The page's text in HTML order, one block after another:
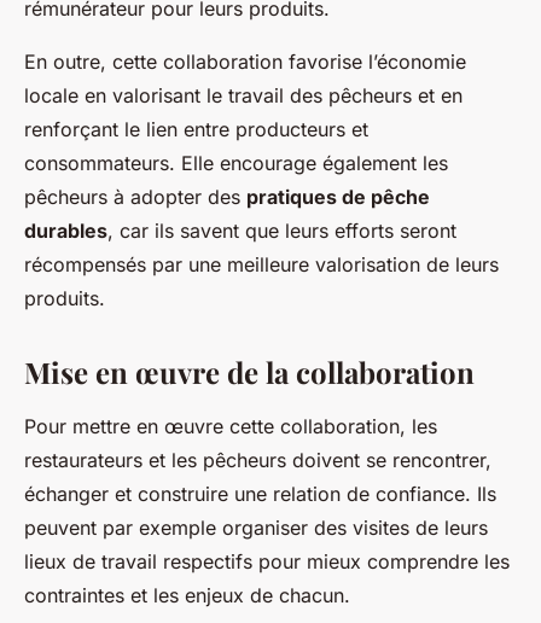
rémunérateur pour leurs produits.
En outre, cette collaboration favorise l’économie
locale en valorisant le travail des pêcheurs et en
renforçant le lien entre producteurs et
consommateurs. Elle encourage également les
pêcheurs à adopter des pratiques de pêche
durables, car ils savent que leurs efforts seront
récompensés par une meilleure valorisation de leurs
produits.
Mise en œuvre de la collaboration
Pour mettre en œuvre cette collaboration, les
restaurateurs et les pêcheurs doivent se rencontrer,
échanger et construire une relation de confiance. Ils
peuvent par exemple organiser des visites de leurs
lieux de travail respectifs pour mieux comprendre les
contraintes et les enjeux de chacun.